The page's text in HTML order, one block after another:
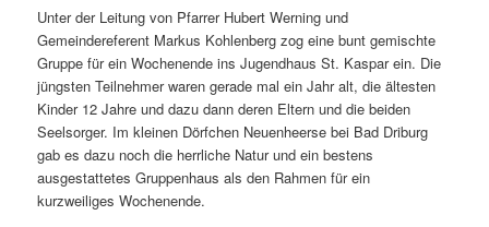
Unter der Leitung von Pfarrer Hubert Werning und
Gemeindereferent Markus Kohlenberg zog eine bunt gemischte
Gruppe für ein Wochenende ins Jugendhaus St. Kaspar ein. Die
jüngsten Teilnehmer waren gerade mal ein Jahr alt, die ältesten
Kinder 12 Jahre und dazu dann deren Eltern und die beiden
Seelsorger. Im kleinen Dörfchen Neuenheerse bei Bad Driburg
gab es dazu noch die herrliche Natur und ein bestens
ausgestattetes Gruppenhaus als den Rahmen für ein
kurzweiliges Wochenende.